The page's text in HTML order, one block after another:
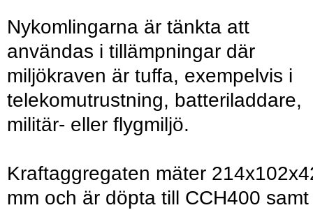
Nykomlingarna är tänkta att
användas i tillämpningar där
miljökraven är tuffa, exempelvis i
telekomutrustning, batteriladdare,
militär- eller flygmiljö.
Kraftaggregaten mäter
mm och är döpta till CCH400 samt